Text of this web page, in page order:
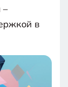
–
в